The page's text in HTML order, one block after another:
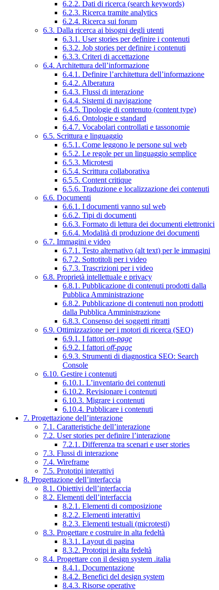
6.2.2. Dati di ricerca (search keywords)
6.2.3. Ricerca tramite analytics
6.2.4. Ricerca sui forum
6.3. Dalla ricerca ai bisogni degli utenti
6.3.1. User stories per definire i contenuti
6.3.2. Job stories per definire i contenuti
6.3.3. Criteri di accettazione
6.4. Architettura dell’informazione
6.4.1. Definire l’architettura dell’informazione
6.4.2. Alberatura
6.4.3. Flussi di interazione
6.4.4. Sistemi di navigazione
6.4.5. Tipologie di contenuto (content type)
6.4.6. Ontologie e standard
6.4.7. Vocabolari controllati e tassonomie
6.5. Scrittura e linguaggio
6.5.1. Come leggono le persone sul web
6.5.2. Le regole per un linguaggio semplice
6.5.3. Microtesti
6.5.4. Scrittura collaborativa
6.5.5. Content critique
6.5.6. Traduzione e localizzazione dei contenuti
6.6. Documenti
6.6.1. I documenti vanno sul web
6.6.2. Tipi di documenti
6.6.3. Formato di lettura dei documenti elettronici
6.6.4. Modalità di produzione dei documenti
6.7. Immagini e video
6.7.1. Testo alternativo (alt text) per le immagini
6.7.2. Sottotitoli per i video
6.7.3. Trascrizioni per i video
6.8. Proprietà intellettuale e privacy
6.8.1. Pubblicazione di contenuti prodotti dalla
Pubblica Amministrazione
6.8.2. Pubblicazione di contenuti non prodotti
dalla Pubblica Amministrazione
6.8.3. Consenso dei soggetti ritratti
6.9. Ottimizzazione per i motori di ricerca (SEO)
6.9.1. I fattori on-page
6.9.2. I fattori off-page
6.9.3. Strumenti di diagnostica SEO: Search
Console
6.10. Gestire i contenuti
6.10.1. L’inventario dei contenuti
6.10.2. Revisionare i contenuti
6.10.3. Migrare i contenuti
6.10.4. Pubblicare i contenuti
7. Progettazione dell’interazione
7.1. Caratteristiche dell’interazione
7.2. User stories per definire l’interazione
7.2.1. Differenza tra scenari e user stories
7.3. Flussi di interazione
7.4. Wireframe
7.5. Prototipi interattivi
8. Progettazione dell’interfaccia
8.1. Obiettivi dell’interfaccia
8.2. Elementi dell’interfaccia
8.2.1. Elementi di composizione
8.2.2. Elementi interattivi
8.2.3. Elementi testuali (microtesti)
8.3. Progettare e costruire in alta fedeltà
8.3.1. Layout di pagina
8.3.2. Prototipi in alta fedeltà
8.4. Progettare con il design system .italia
8.4.1. Documentazione
8.4.2. Benefici del design system
8.4.3. Risorse operative